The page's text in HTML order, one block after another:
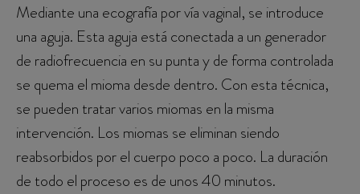
Mediante una ecografía por vía vaginal, se introduce
una aguja. Esta aguja está conectada a un generador
de radiofrecuencia en su punta y de forma controlada
se quema el mioma desde dentro. Con esta técnica,
se pueden tratar varios miomas en la misma
intervención. Los miomas se eliminan siendo
reabsorbidos por el cuerpo poco a poco. La duración
de todo el proceso es de unos 40 minutos.